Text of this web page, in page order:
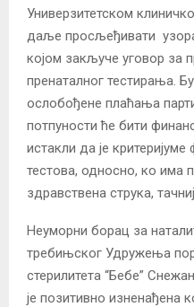
Универзитетском
даље просљеђивати
којом закључе уговор за
пренаталног тестирања.
ослобођене плаћања
потпуности ће бити
истакли да је
тестова, односно, ко има
здравствена струка,
Неуморни борац за
требињског Удружења
стерилитета “Бебе”
је позитивно изненађена